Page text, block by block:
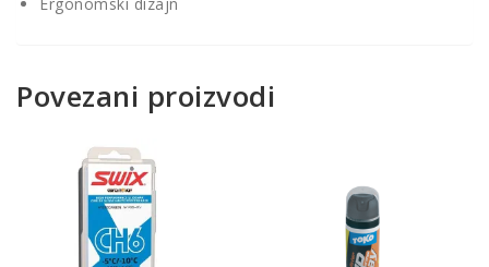
Povezani proizvodi